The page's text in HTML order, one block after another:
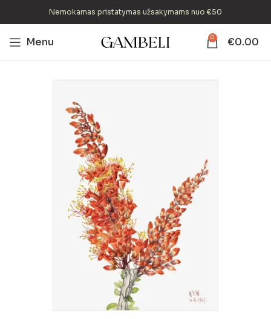
Nemokamas pristatymas užsakymams nuo €50
Menu 0 €0.00